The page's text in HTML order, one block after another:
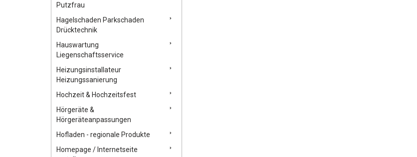
Putzfrau
Hagelschaden Parkschaden
Drücktechnik
Hauswartung
Liegenschaftsservice
Heizungsinstallateur
Heizungssanierung
Hochzeit & Hochzeitsfest
Hörgeräte &
Hörgeräteanpassungen
Hofladen - regionale Produkte
Homepage / Internetseite